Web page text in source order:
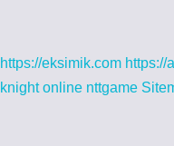
https://eksimik.com https://
knight online nttgame